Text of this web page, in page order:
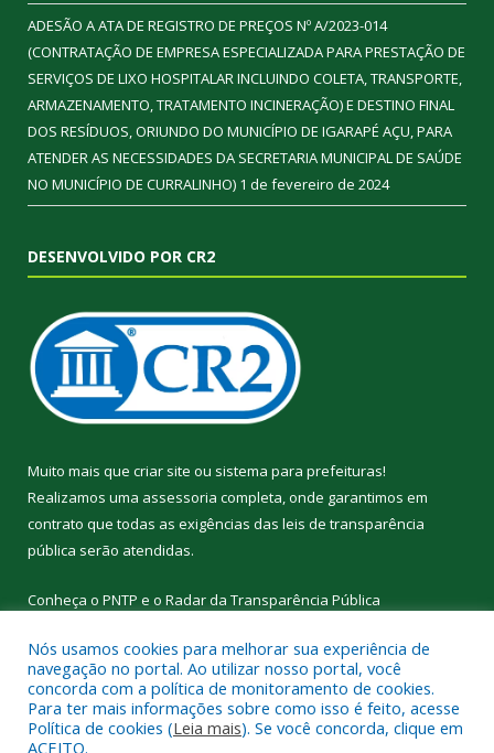
ADESÃO A ATA DE REGISTRO DE PREÇOS Nº A/2023-014
(CONTRATAÇÃO DE EMPRESA ESPECIALIZADA PARA PRESTAÇÃO DE
SERVIÇOS DE LIXO HOSPITALAR INCLUINDO COLETA, TRANSPORTE,
ARMAZENAMENTO, TRATAMENTO INCINERAÇÃO) E DESTINO FINAL
DOS RESÍDUOS, ORIUNDO DO MUNICÍPIO DE IGARAPÉ AÇU, PARA
ATENDER AS NECESSIDADES DA SECRETARIA MUNICIPAL DE SAÚDE
NO MUNICÍPIO DE CURRALINHO) 1 de fevereiro de 2024
DESENVOLVIDO POR CR2
Muito mais que criar site ou sistema para prefeituras!
Realizamos uma assessoria completa, onde garantimos em
contrato que todas as exigências das leis de transparência
pública serão atendidas.
Conheça o PNTP e o Radar da Transparência Pública
Todos os direitos reservados a Prefeitura Municipal de
Curralinho.
Nós usamos cookies para melhorar sua experiência de
navegação no portal. Ao utilizar nosso portal, você
concorda com a política de monitoramento de cookies.
Para ter mais informações sobre como isso é feito, acesse
Política de cookies (Leia mais). Se você concorda, clique em
ACEITO.